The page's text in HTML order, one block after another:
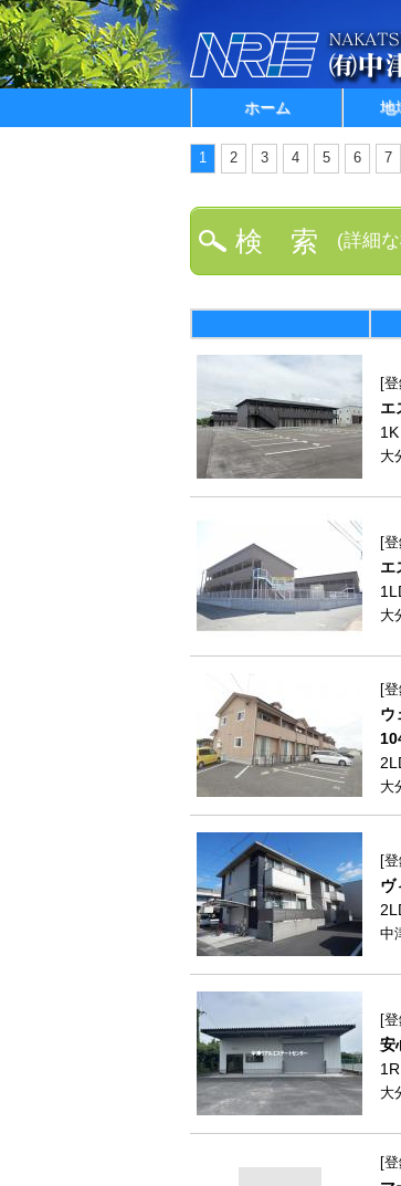
ホーム 地
1 2 3 4 5 6 7
検 索 (詳細な
エ
1K
大
エ
大
ウ
大
登
ヴ
中
登
安
1R
大